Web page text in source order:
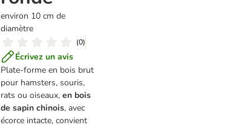
environ 10 cm de
diamètre
(0)
Écrivez un avis
Plate-forme en bois brut
pour hamsters, souris,
rats ou oiseaux, en bois
de sapin chinois, avec
écorce intacte, convient